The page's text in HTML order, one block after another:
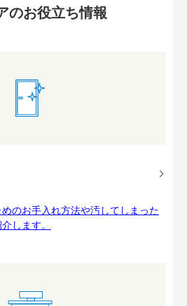
のお役立ち情報
のお手入れ方法や汚してしまった
します。